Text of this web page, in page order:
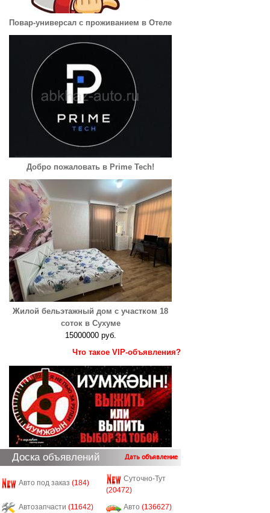
Повар-универсал с проживанием в Отеле
Добро пожаловать в Prime Tech!
Жилой бельэтажный дом с участком 18
соток в Сухуме
15000000 руб.
Что такое VIP-объявления?
Доска объявлений Дать объявление
Авто под заказ (184)
Суточно-Тут
(20472)
Автозапчасти (11642) Авто (136627)